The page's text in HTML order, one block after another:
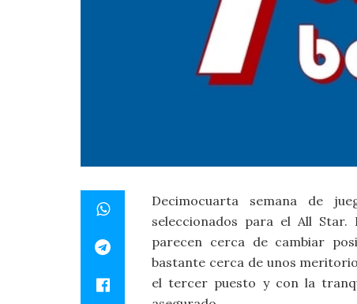
Decimocuarta semana de
seleccionados para el All
parecen cerca de cambiar
bastante cerca de unos
el tercer puesto y con la